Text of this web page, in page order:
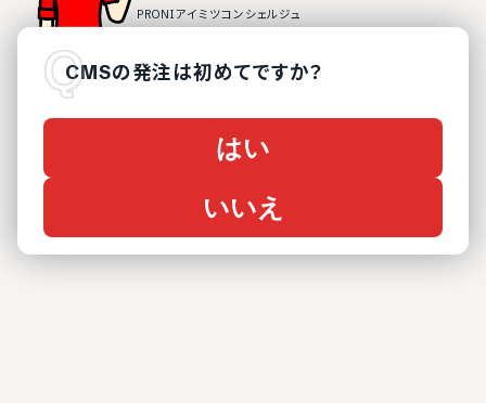
CMSの発注は初めてですか？
はい
いいえ